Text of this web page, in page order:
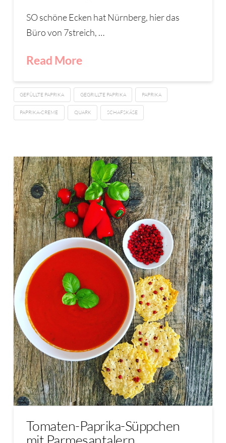
SO schöne Ecken hat Nürnberg, hier das
Büro von 7streich, …
Read More
GEFÜLLTE PAPRIKA GEGRILLTE PAPRIKA PAPRIKA
PAPRIKA-CREME QUARK SCHAFSKÄSE
Tomaten-Paprika-Süppchen